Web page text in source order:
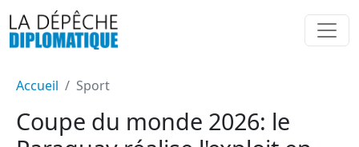
Accueil Sport
Coupe du monde 2026: le